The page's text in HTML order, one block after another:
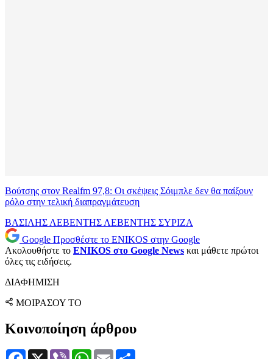
Βούτσης στον Realfm 97,8: Οι σκέψεις Σόιμπλε δεν θα παίξουν
ρόλο στην τελική διαπραγμάτευση
ΒΑΣΙΛΗΣ ΛΕΒΕΝΤΗΣ ΛΕΒΕΝΤΗΣ ΣΥΡΙΖΑ
Google Προσθέστε το ENIKOS στην Google
Ακολουθήστε το ENIKOS στο Google News και μάθετε πρώτοι
όλες τις ειδήσεις.
ΔΙΑΦΗΜΙΣΗ
ΜΟΙΡΑΣΟΥ ΤΟ
Κοινοποίηση άρθρου
Facebook
X Viber WhatsApp
Email